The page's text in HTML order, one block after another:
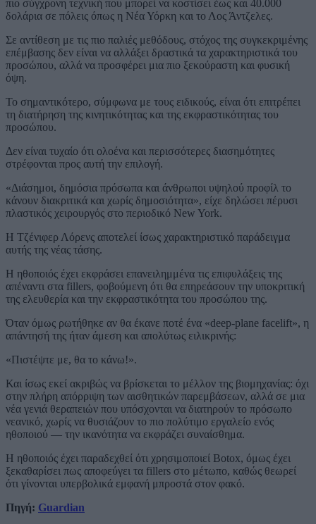
πιο σύγχρονη τεχνική που μπορεί να κοστίσει έως και 40.000
δολάρια σε πόλεις όπως η Νέα Υόρκη και το Λος Άντζελες.
Σε αντίθεση με τις πιο παλιές μεθόδους, στόχος της συγκεκριμένης
επέμβασης δεν είναι να αλλάξει δραστικά τα χαρακτηριστικά του
προσώπου, αλλά να προσφέρει μια πιο ξεκούραστη και φυσική
όψη.
Το σημαντικότερο, σύμφωνα με τους ειδικούς, είναι ότι επιτρέπει
τη διατήρηση της κινητικότητας και της εκφραστικότητας του
προσώπου.
Δεν είναι τυχαίο ότι ολοένα και περισσότερες διασημότητες
στρέφονται προς αυτή την επιλογή.
«Διάσημοι, δημόσια πρόσωπα και άνθρωποι υψηλού προφίλ το
κάνουν διακριτικά και χωρίς δημοσιότητα», είχε δηλώσει πέρυσι
πλαστικός χειρουργός στο περιοδικό New York.
Η Τζένιφερ Λόρενς αποτελεί ίσως χαρακτηριστικό παράδειγμα
αυτής της νέας τάσης.
Η ηθοποιός έχει εκφράσει επανειλημμένα τις επιφυλάξεις της
απέναντι στα fillers, φοβούμενη ότι θα επηρεάσουν την υποκριτική
της ελευθερία και την εκφραστικότητα του προσώπου της.
Όταν όμως ρωτήθηκε αν θα έκανε ποτέ ένα «deep-plane facelift», η
απάντησή της ήταν άμεση και απολύτως ειλικρινής:
«Πιστέψτε με, θα το κάνω!».
Και ίσως εκεί ακριβώς να βρίσκεται το μέλλον της βιομηχανίας: όχι
στην πλήρη απόρριψη των αισθητικών παρεμβάσεων, αλλά σε μια
νέα γενιά θεραπειών που υπόσχονται να διατηρούν το πρόσωπο
νεανικό, χωρίς να θυσιάζουν το πιο πολύτιμο εργαλείο ενός
ηθοποιού — την ικανότητα να εκφράζει συναίσθημα.
Η ηθοποιός έχει παραδεχθεί ότι χρησιμοποιεί Botox, όμως έχει
ξεκαθαρίσει πως αποφεύγει τα fillers στο μέτωπο, καθώς θεωρεί
ότι γίνονται υπερβολικά εμφανή μπροστά στον φακό.
Πηγή: Guardian